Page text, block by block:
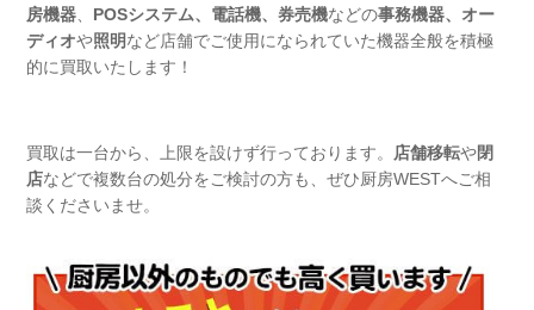
房機器
POSシステム、電話機、券売機などの事務機器、 オー
ディオや照明など店舗でご使用になられていた機器全般を積極
的に買取いたします！
買取は一台から、上限を設けず行っております。 店舗移転や閉
店などで複数台の処分をご検討の方も、ぜひ厨房WESTへご相
談くださいませ。